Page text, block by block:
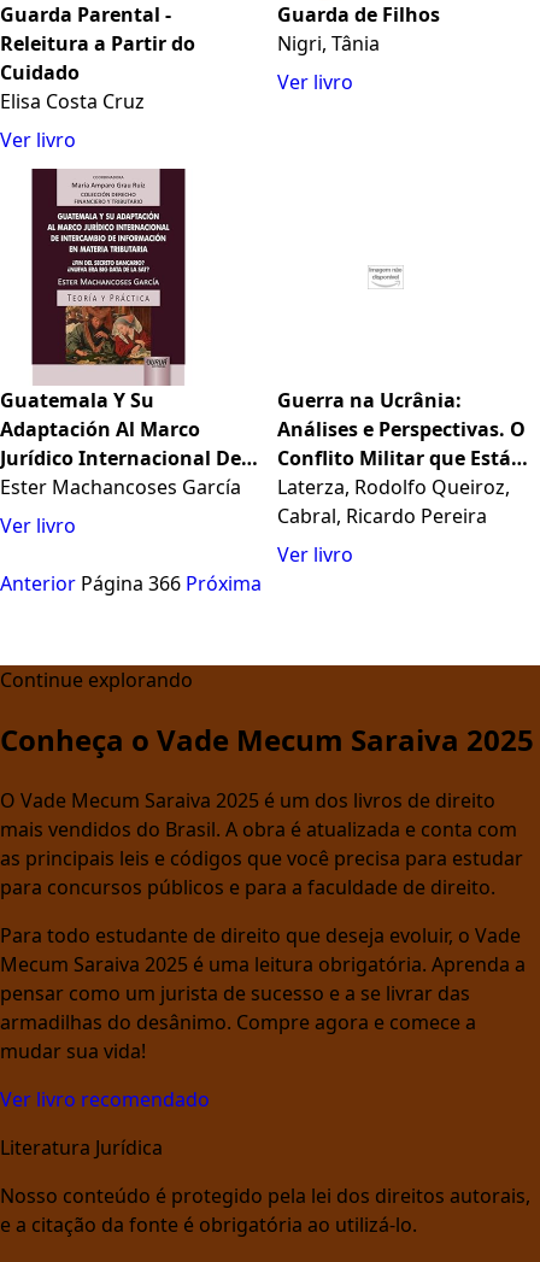
Guarda Parental -
Releitura a Partir do
Cuidado
Elisa Costa Cruz
Ver livro
Guarda de Filhos
Nigri, Tânia
Ver livro
Guatemala Y Su
Adaptación Al Marco
Jurídico Internacional De
Intercambio De
Información En Materia
Ester Machancoses García
Ver livro
Guerra na Ucrânia:
Análises e Perspectivas. O
Conflito Militar que Está
Mudando a Geopolítica
Mundial
Laterza, Rodolfo Queiroz,
Cabral, Ricardo Pereira
Ver livro
Anterior Página 366 Próxima
Continue explorando
Conheça o Vade Mecum Saraiva 2025
O Vade Mecum Saraiva 2025 é um dos livros de direito
mais vendidos do Brasil. A obra é atualizada e conta com
as principais leis e códigos que você precisa para estudar
para concursos públicos e para a faculdade de direito.
Para todo estudante de direito que deseja evoluir, o Vade
Mecum Saraiva 2025 é uma leitura obrigatória. Aprenda a
pensar como um jurista de sucesso e a se livrar das
armadilhas do desânimo. Compre agora e comece a
mudar sua vida!
Ver livro recomendado
Literatura Jurídica
Nosso conteúdo é protegido pela lei dos direitos autorais,
e a citação da fonte é obrigatória ao utilizá-lo.